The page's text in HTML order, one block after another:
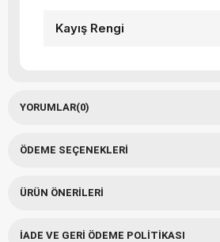
Kayış Rengi
YORUMLAR(0)
ÖDEME SEÇENEKLERI
ÜRÜN ÖNERILERI
İADE VE GERI ÖDEME POLITIKASI